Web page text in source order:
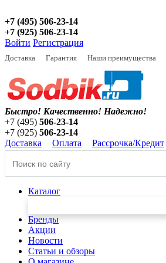
+7 (495) 506-23-14
+7 (925) 506-23-14
Войти Регистрация
Доставка Гарантия Наши преимущества
Быстро! Качественно! Надежно!
+7 (495) 506-23-14
+7 (925) 506-23-14
Доставка
Оплата Рассрочка/Кредит
Каталог
Бренды
Акции
Новости
Статьи и обзоры